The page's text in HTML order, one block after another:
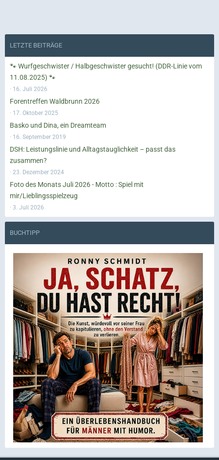
LETZTE BEITRÄGE
🐾 Wurfgeschwister / Halbgeschwister gesucht! (DDR-Linie vom
11.08.2025) 🐾
16. Juli 2026
Forentreffen Waldbrunn 2026
17. Oktober 2025
Basko und Dina, ein Dreamteam
16. September 2019
DSH: Leistungslinie und Alltagstauglichkeit – passt das
zusammen?
23. Dezember 2024
Foto des Monats Juli 2026 - Motto : Spiel mit
mir/Lieblingsspielzeug
3. Juli 2026
BUCHTIPP